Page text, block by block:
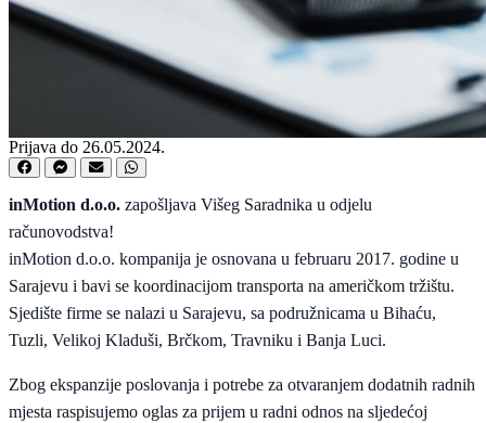
Prijava do 26.05.2024.
inMotion d.o.o. zapošljava Višeg Saradnika u odjelu
računovodstva!
inMotion d.o.o. kompanija je osnovana u februaru 2017. godine u
Sarajevu i bavi se koordinacijom transporta na američkom tržištu.
Sjedište firme se nalazi u Sarajevu, sa podružnicama u Bihaću,
Tuzli, Velikoj Kladuši, Brčkom, Travniku i Banja Luci.
Zbog ekspanzije poslovanja i potrebe za otvaranjem dodatnih radnih
mjesta raspisujemo oglas za prijem u radni odnos na sljedećoj